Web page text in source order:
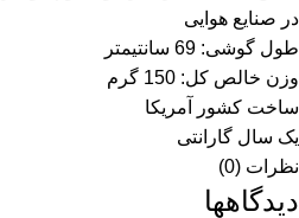
در صنایع هوایی
طول گوشی: 69 سانتیمتر
وزن خالص کل: 150 گرم
ساخت کشور آمریکا
یک سال گارانتی
نظرات (0)
دیدگاهها